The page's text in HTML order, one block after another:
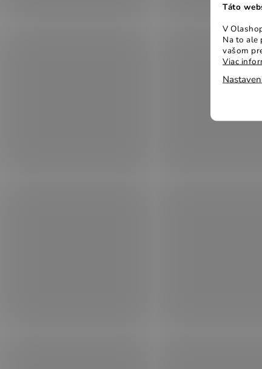
Táto
V
Na to ale
vašom
Viac